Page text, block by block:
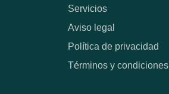
Servicios
Aviso legal
Política de privacidad
Términos y condiciones